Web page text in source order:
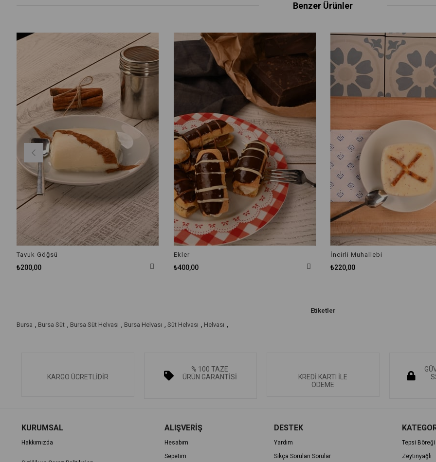
Benzer Ürünler
Tavuk Göğsü
₺200,00
Ekler
₺400,00
İncirli Muhallebi
₺220,00
Etiketler
Bursa
Bursa Süt Bursa Süt Helvası Bursa Helvası Süt Helvası Helvası
KARGO ÜCRETLİDİR
% 100 TAZE
ÜRÜN GARANTİSİ
KREDİ KARTI İLE
ÖDEME
KURUMSAL
Hakkımızda
ALIŞVERİŞ
Hesabım
Sepetim
DESTEK
Yardım
Sıkça Sorulan Sorular
Tepsi Böreği
Zeytinyağlı